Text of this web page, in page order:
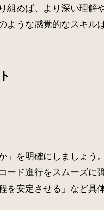
めば、より深い理解
ような感覚的なスキル
を明確にしましょう。
ード進行をスムーズに
を安定させる」など具